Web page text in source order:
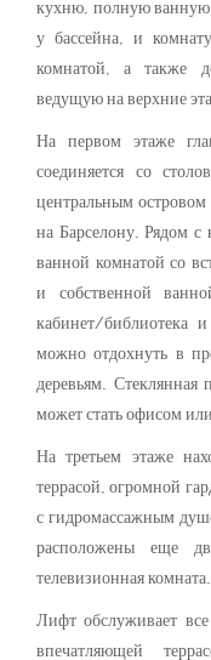
кухню, полную ванную
у бассейна, и
комнатой, а также
ведущую на верхние
На первом этаже
соединяется со
центральным островом
на Барселону. Рядом с
ванной комнатой со
и собственной
кабинет/библиотека
можно отдохнуть в
деревьям. Стеклянная
может стать офисом
На третьем этаже
террасой, огромной
с гидромассажным
расположены еще
телевизионная комната.
Лифт обслуживает
впечатляющей